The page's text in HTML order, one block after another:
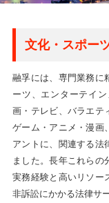
文化・スポー
融孚には、専門業務に
ーツ、エンターテイ
画・テレビ、バラエテ
ゲーム・アニメ・漫画
アントに、関連する法
ました。長年これらの
実務経験と高いリソー
非訴訟にかかる法律サ